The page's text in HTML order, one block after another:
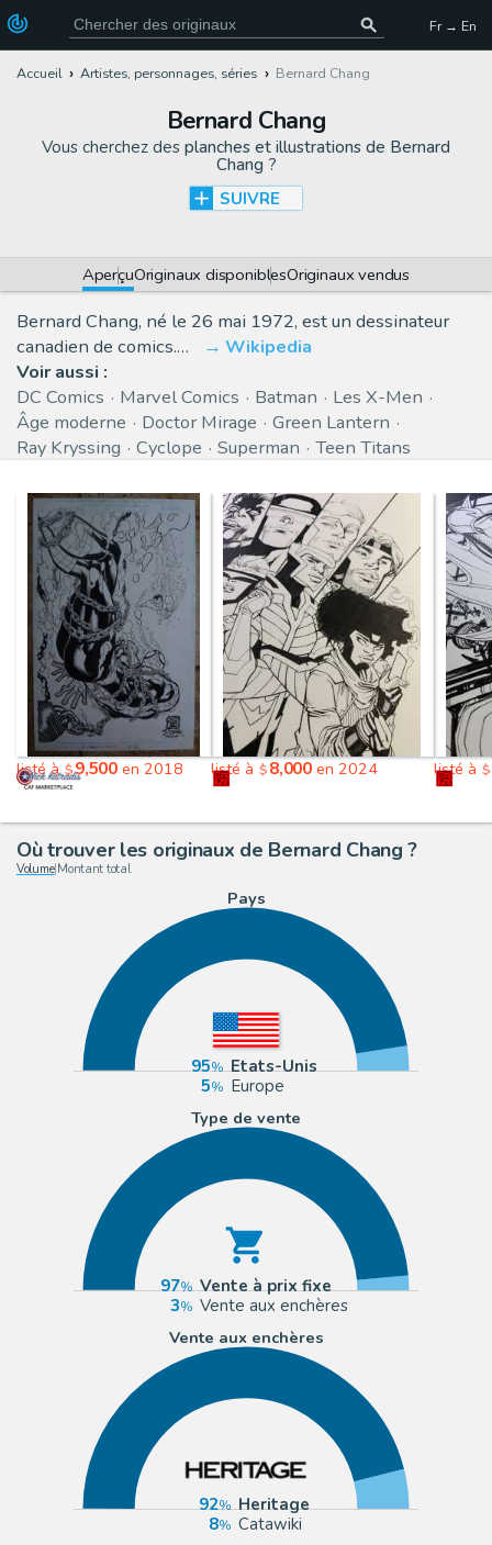
Fr → En
Accueil Artistes, personnages, séries Bernard Chang
Bernard Chang
Vous cherchez des planches et illustrations de Bernard
Chang ?
SUIVRE
AperçuOriginaux disponiblesOriginaux vendus
Bernard Chang, né le 26 mai 1972, est un dessinateur
canadien de comics.…
Wikipedia
Voir aussi :
DC Comics
Marvel Comics Batman
Les X-Men
Âge moderne
Doctor Mirage
Green Lantern
Ray Kryssing
Cyclope Superman Teen Titans
listé à$9,500en 2018 listé à $8,000en 2024 listé à $
Où trouver les originaux de Bernard Chang ?
Volume| Montant total
Pays
95
Etats-Unis
5
Europe
Type de vente
97
Vente à prix fixe
3
Vente aux enchères
Vente aux enchères
92
Heritage
8
Catawiki